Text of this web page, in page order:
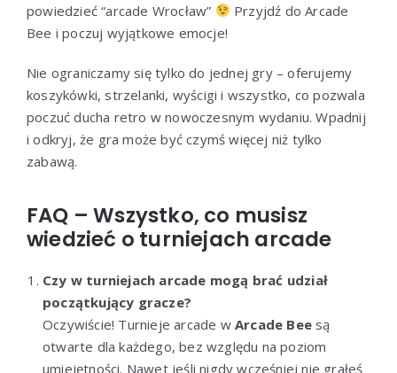
powiedzieć “arcade Wrocław”
Przyjdź do Arcade
Bee i poczuj wyjątkowe emocje!
Nie ograniczamy się tylko do jednej gry – oferujemy
koszykówki, strzelanki, wyścigi i wszystko, co pozwala
poczuć ducha retro w nowoczesnym wydaniu. Wpadnij
i odkryj, że gra może być czymś więcej niż tylko
zabawą.
FAQ – Wszystko, co musisz
wiedzieć o turniejach arcade
Czy w turniejach arcade mogą brać udział
początkujący gracze?
Oczywiście! Turnieje arcade w Arcade Bee są
otwarte dla każdego, bez względu na poziom
umiejętności. Nawet jeśli nigdy wcześniej nie grałeś